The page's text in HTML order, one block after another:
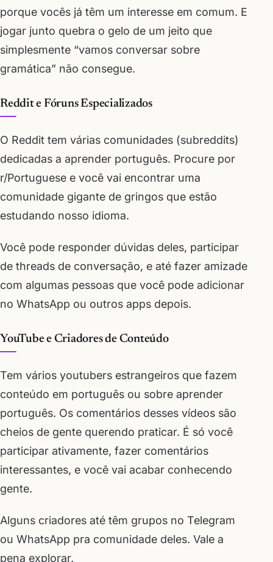
porque vocês já têm um interesse em comum. E
jogar junto quebra o gelo de um jeito que
simplesmente “vamos conversar sobre
gramática” não consegue.
Reddit e Fóruns Especializados
O Reddit tem várias comunidades (subreddits)
dedicadas a aprender português. Procure por
r/Portuguese e você vai encontrar uma
comunidade gigante de gringos que estão
estudando nosso idioma.
Você pode responder dúvidas deles, participar
de threads de conversação, e até fazer amizade
com algumas pessoas que você pode adicionar
no WhatsApp ou outros apps depois.
YouTube e Criadores de Conteúdo
Tem vários youtubers estrangeiros que fazem
conteúdo em português ou sobre aprender
português. Os comentários desses vídeos são
cheios de gente querendo praticar. É só você
participar ativamente, fazer comentários
interessantes, e você vai acabar conhecendo
gente.
Alguns criadores até têm grupos no Telegram
ou WhatsApp pra comunidade deles. Vale a
pena explorar.